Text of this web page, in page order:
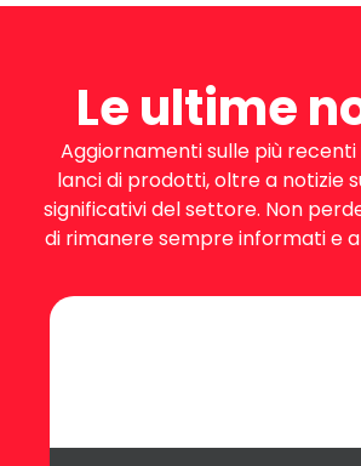
Le ultime
Aggiornamenti sulle più recenti
lanci di prodotti, oltre a notizie
significativi del settore. Non
di rimanere sempre informati e